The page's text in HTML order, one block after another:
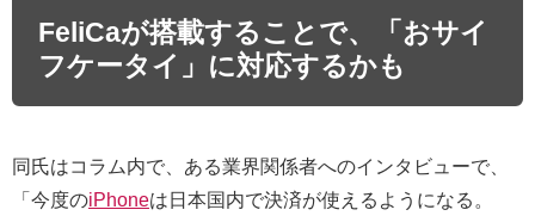
FeliCaが搭載することで、「おサイ
フケータイ」に対応するかも
同氏はコラム内で、ある業界関係者へのインタビューで、
「今度のiPhoneは日本国内で決済が使えるようになる。